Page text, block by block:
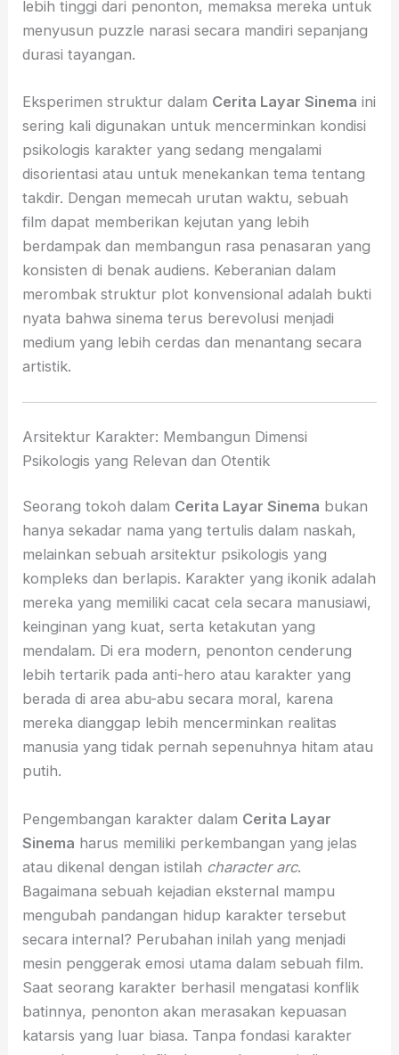
lebih tinggi dari penonton, memaksa mereka untuk
menyusun puzzle narasi secara mandiri sepanjang
durasi tayangan.
Eksperimen struktur dalam Cerita Layar Sinema ini
sering kali digunakan untuk mencerminkan kondisi
psikologis karakter yang sedang mengalami
disorientasi atau untuk menekankan tema tentang
takdir. Dengan memecah urutan waktu, sebuah
film dapat memberikan kejutan yang lebih
berdampak dan membangun rasa penasaran yang
konsisten di benak audiens. Keberanian dalam
merombak struktur plot konvensional adalah bukti
nyata bahwa sinema terus berevolusi menjadi
medium yang lebih cerdas dan menantang secara
artistik.
Arsitektur Karakter: Membangun Dimensi
Psikologis yang Relevan dan Otentik
Seorang tokoh dalam Cerita Layar Sinema bukan
hanya sekadar nama yang tertulis dalam naskah,
melainkan sebuah arsitektur psikologis yang
kompleks dan berlapis. Karakter yang ikonik adalah
mereka yang memiliki cacat cela secara manusiawi,
keinginan yang kuat, serta ketakutan yang
mendalam. Di era modern, penonton cenderung
lebih tertarik pada anti-hero atau karakter yang
berada di area abu-abu secara moral, karena
mereka dianggap lebih mencerminkan realitas
manusia yang tidak pernah sepenuhnya hitam atau
putih.
Pengembangan karakter dalam Cerita Layar
Sinema harus memiliki perkembangan yang jelas
atau dikenal dengan istilah character arc.
Bagaimana sebuah kejadian eksternal mampu
mengubah pandangan hidup karakter tersebut
secara internal? Perubahan inilah yang menjadi
mesin penggerak emosi utama dalam sebuah film.
Saat seorang karakter berhasil mengatasi konflik
batinnya, penonton akan merasakan kepuasan
katarsis yang luar biasa. Tanpa fondasi karakter